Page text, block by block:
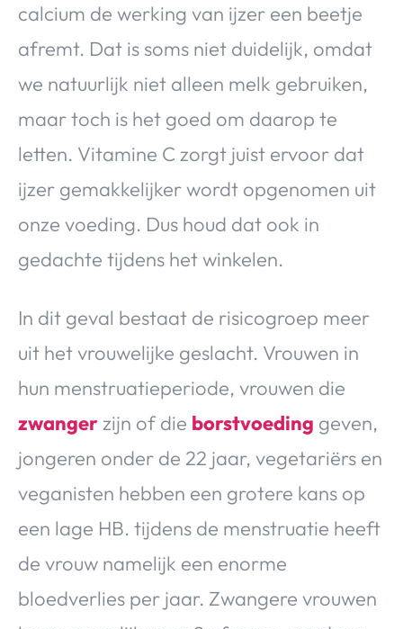
calcium de werking van ijzer een beetje
afremt. Dat is soms niet duidelijk, omdat
we natuurlijk niet alleen melk gebruiken,
maar toch is het goed om daarop te
letten. Vitamine C zorgt juist ervoor dat
ijzer gemakkelijker wordt opgenomen uit
onze voeding. Dus houd dat ook in
gedachte tijdens het winkelen.
In dit geval bestaat de risicogroep meer
uit het vrouwelijke geslacht. Vrouwen in
hun menstruatieperiode, vrouwen die
zwangerzijn of die borstvoeding geven,
jongeren onder de 22 jaar, vegetariërs en
veganisten hebben een grotere kans op
een lage HB. tijdens de menstruatie heeft
de vrouw namelijk een enorme
bloedverlies per jaar. Zwangere vrouwen